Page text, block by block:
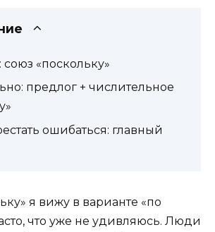
союз «поскольку»
предлог + числительное
ошибаться: главный
я вижу в варианте «по
что уже не удивляюсь. Люди